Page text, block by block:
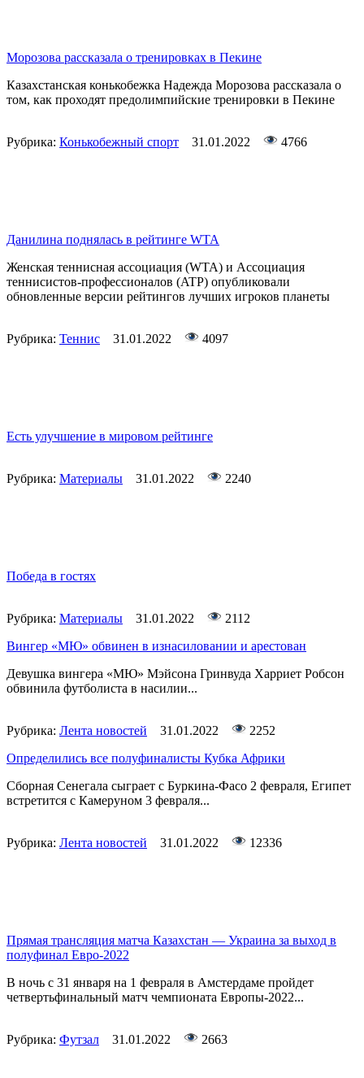
Морозова рассказала о тренировках в Пекине
Казахстанская конькобежка Надежда Морозова рассказала о
том, как проходят предолимпийские тренировки в Пекине
Рубрика: Конькобежный спорт 31.01.2022 4766
Данилина поднялась в рейтинге WTA
Женская теннисная ассоциация (WTA) и Ассоциация
теннисистов-профессионалов (ATP) опубликовали
обновленные версии рейтингов лучших игроков планеты
Рубрика: Теннис 31.01.2022 4097
Есть улучшение в мировом рейтинге
Рубрика: Материалы 31.01.2022 2240
Победа в гостях
Рубрика: Материалы 31.01.2022
2112
Вингер «МЮ» обвинен в изнасиловании и арестован
Девушка вингера «МЮ» Мэйсона Гринвуда Харриет Робсон
обвинила футболиста в насилии...
Рубрика: Лента новостей 31.01.2022
2252
Определились все полуфиналисты Кубка Африки
Сборная Сенегала сыграет с Буркина-Фасо 2 февраля, Египет
встретится с Камеруном 3 февраля...
Рубрика: Лента новостей 31.01.2022 12336
Прямая трансляция матча Казахстан — Украина за выход в
полуфинал Евро-2022
В ночь с 31 января на 1 февраля в Амстердаме пройдет
четвертьфинальный матч чемпионата Европы-2022...
Рубрика: Футзал 31.01.2022 2663